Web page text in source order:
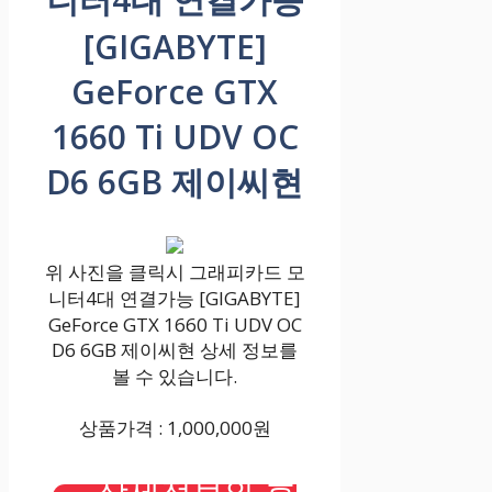
[GIGABYTE]
GeForce GTX
1660 Ti UDV OC
D6 6GB 제이씨현
위 사진을 클릭시 그래피카드 모
니터4대 연결가능 [GIGABYTE]
GeForce GTX 1660 Ti UDV OC
D6 6GB 제이씨현 상세 정보를
볼 수 있습니다.
상품가격 : 1,000,000원